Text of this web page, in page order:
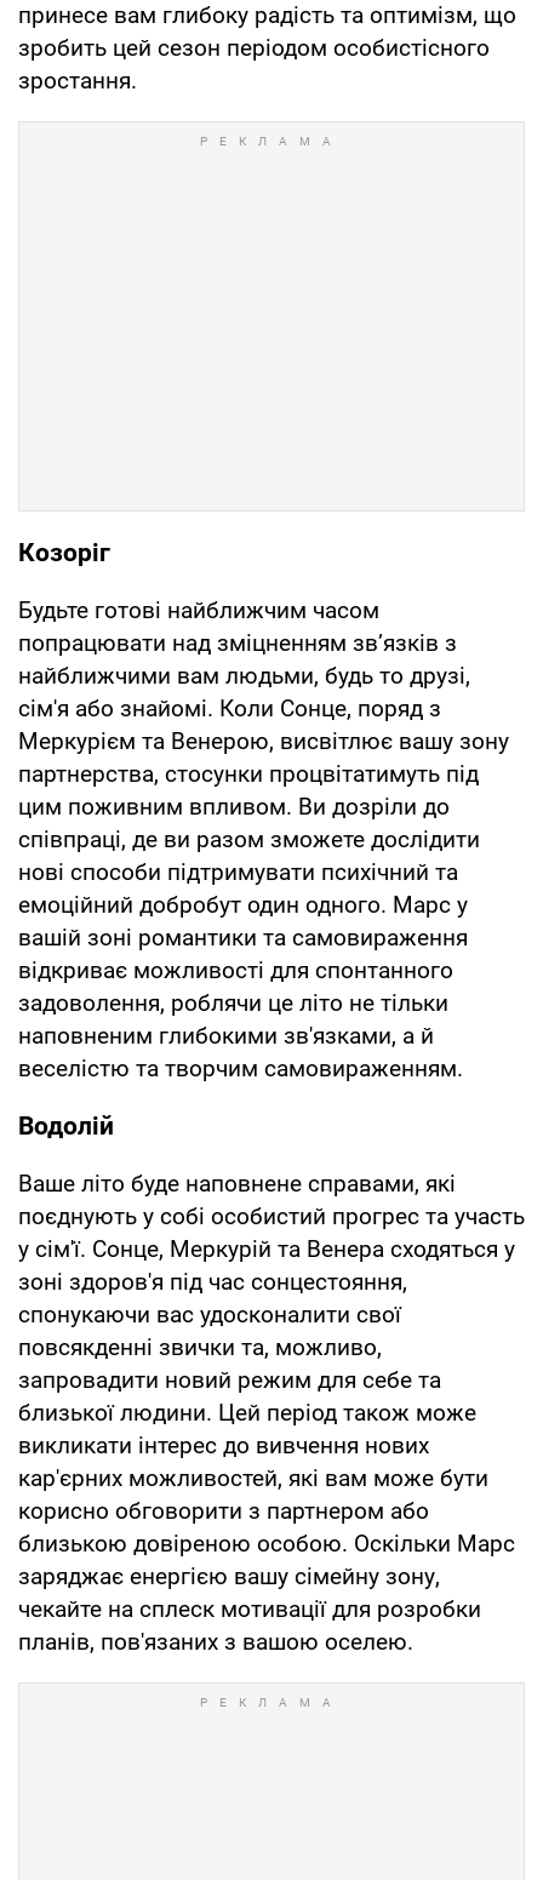
принесе вам глибоку радість та оптимізм, що
зробить цей сезон періодом особистісного
зростання.
Козоріг
Будьте готові найближчим часом
попрацювати над зміцненням зв’язків з
найближчими вам людьми, будь то друзі,
сім'я або знайомі. Коли Сонце, поряд з
Меркурієм та Венерою, висвітлює вашу зону
партнерства, стосунки процвітатимуть під
цим поживним впливом. Ви дозріли до
співпраці, де ви разом зможете дослідити
нові способи підтримувати психічний та
емоційний добробут один одного. Марс у
вашій зоні романтики та самовираження
відкриває можливості для спонтанного
задоволення, роблячи це літо не тільки
наповненим глибокими зв'язками, а й
веселістю та творчим самовираженням.
Водолій
Ваше літо буде наповнене справами, які
поєднують у собі особистий прогрес та участь
у сім'ї. Сонце, Меркурій та Венера сходяться у
зоні здоров'я під час сонцестояння,
спонукаючи вас удосконалити свої
повсякденні звички та, можливо,
запровадити новий режим для себе та
близької людини. Цей період також може
викликати інтерес до вивчення нових
кар'єрних можливостей, які вам може бути
корисно обговорити з партнером або
близькою довіреною особою. Оскільки Марс
заряджає енергією вашу сімейну зону,
чекайте на сплеск мотивації для розробки
планів, пов'язаних з вашою оселею.